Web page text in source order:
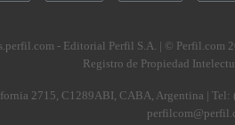
- Editorial Perfil S.A. | © Perfil.com
Registro de Propiedad
2715, C1289ABI, CABA, Argentina | Tel: